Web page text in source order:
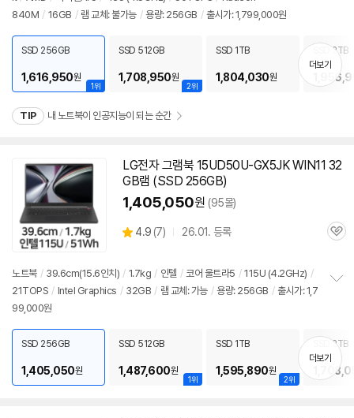
840M / 16GB / 램 교체: 불가능 / 용량: 256GB / 출시가: 1,799,000원
치
기
1위
SSD 256GB
1,616,950원
2위
SSD 512GB
1,708,950원
SSD 1TB
1,804,030원
SSD 2TB
더보기
TIP 내 노트북이 인공지능이 되는 순간
LG전자 그램북 15UD50U-GX5JK WIN11 32
GB램 (SSD 256GB)
1,405,050원 (95몰)
별
4.9 (상
7) 26.01. 등록
관
노트북 / 39.6cm(15.6인치) / 1.7kg / 인텔 / 코어 울트라5 / 115U (4.2GHz) /
21TOPS / Intel Graphics / 32GB / 램 교체: 가능 / 용량: 256GB / 출시가: 1,7
99,000원
치
기
SSD 256GB
1,405,050원
1위
SSD 512GB
1,487,600원
2위
SSD 1TB
1,595,890원
SSD 2TB
더보기